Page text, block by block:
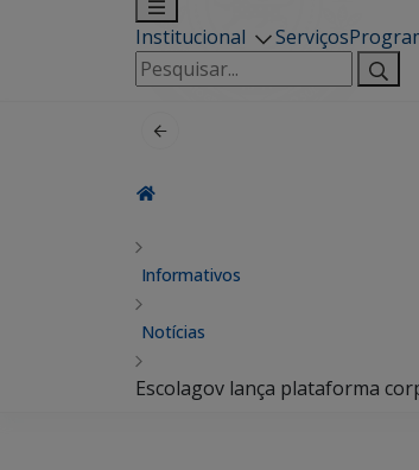
Institucional Serviços
Pesquisar
por:
Informativos
Notícias
Escolagov lança plataforma